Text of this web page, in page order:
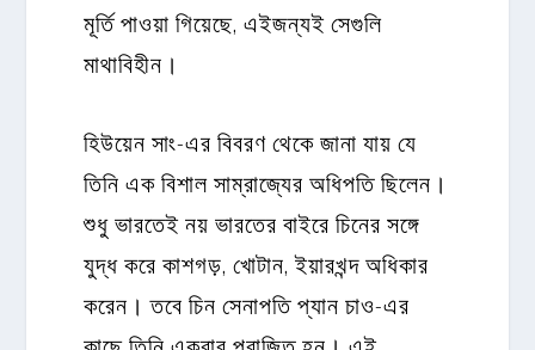
মূর্তি পাওয়া গিয়েছে, এইজন্যই সেগুলি
মাথাবিহীন।
হিউয়েন সাং-এর বিবরণ থেকে জানা যায় যে
তিনি এক বিশাল সাম্রাজ্যের অধিপতি ছিলেন।
শুধু ভারতেই নয় ভারতের বাইরে চিনের সঙ্গে
যুদ্ধ করে কাশগড়, খোটান, ইয়ারখন্দ অধিকার
করেন। তবে চিন সেনাপতি প্যান চাও-এর